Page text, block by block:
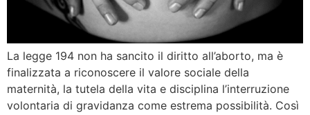
La legge 194 non ha sancito il diritto all’aborto, ma è
finalizzata a riconoscere il valore sociale della
maternità, la tutela della vita e disciplina l’interruzione
volontaria di gravidanza come estrema possibilità. Così